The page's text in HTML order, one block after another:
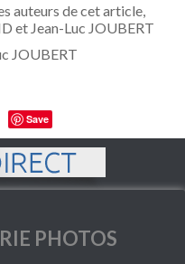
auteurs de cet article,
et Jean-Luc JOUBERT
JOUBERT
Save
PHOTOS